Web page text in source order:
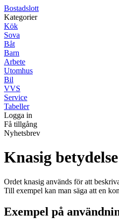
Bostadslott
Kategorier
Kök
Sova
Båt
Barn
Arbete
Utomhus
Bil
VVS
Service
Tabeller
Logga in
Få tillgång
Nyhetsbrev
Knasig betydelse
Ordet knasig används för att
Till exempel kan man säga att en
Exempel på